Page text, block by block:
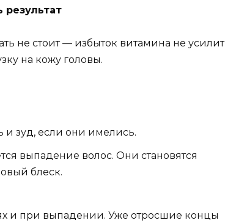
результат
не стоит — избыток витамина не усилит
на кожу головы.
и зуд, если они имелись.
выпадение волос. Они становятся
блеск.
и при выпадении. Уже отросшие концы